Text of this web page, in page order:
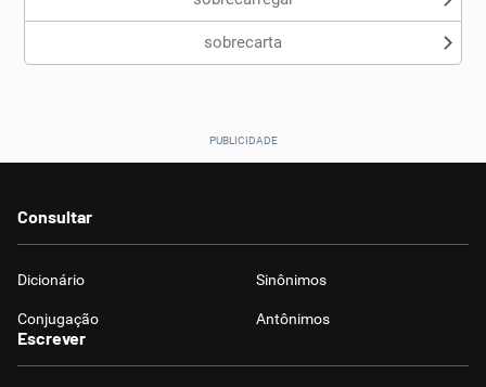
sobrecarta
Consultar
Dicionário Sinônimos
Conjugação Antônimos
Escrever